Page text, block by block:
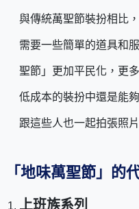
與傳統萬聖節裝扮相比
需要一些簡單的道具和
聖節」更加平民化，更
低成本的裝扮中還是能
跟這些人也一起拍張照片
「地味萬聖節」的
上班族系列